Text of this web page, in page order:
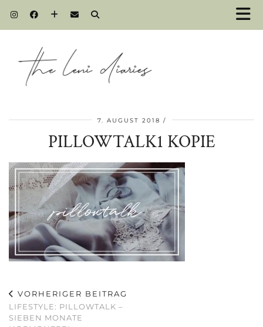
7. AUGUST 2018
PILLOWTALK1 KOPIE
VORHERIGER BEITRAG
LIFESTYLE: PILLOWTALK –
SIEBEN MONATE